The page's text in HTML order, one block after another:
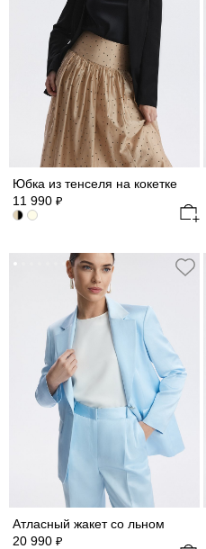
Юбка из тенселя на кокетке
11 990 ₽
Атласный жакет со льном
20 990 ₽